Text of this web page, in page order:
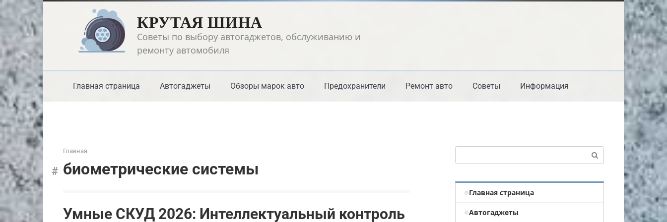
Перейти
к
контенту
КРУТАЯ ШИНА
Советы по выбору автогаджетов, обслуживанию и
ремонту автомобиля
Главная страница Автогаджеты Обзоры марок авто Предохранители Ремонт авто Советы Информация
Главная
биометрические системы
Умные СКУД 2026: Интеллектуальный контроль
Главная страница
Автогаджеты